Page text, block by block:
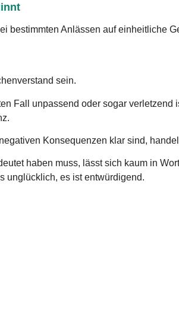
bestimmten Anlässen auf einheitliche
sein.
Fall unpassend oder sogar verletzend
Konsequenzen klar sind,
haben muss, lässt sich kaum in
unglücklich, es ist entwürdigend.